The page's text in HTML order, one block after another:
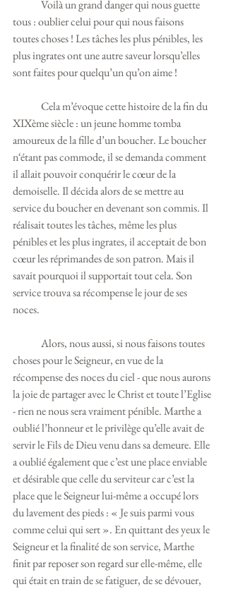
tous : oublier celui pour qui nous faisons
toutes choses ! Les tâches les plus pénibles, les
plus ingrates ont une autre saveur lorsqu’elles
sont faites pour quelqu’un qu’on aime !
XIXème siècle : un jeune homme tomba
amoureux de la fille d’un boucher. Le boucher
n‘étant pas commode, il se demanda comment
il allait pouvoir conquérir le cœur de la
demoiselle. Il décida alors de se mettre au
service du boucher en devenant son commis. Il
réalisait toutes les tâches, même les plus
pénibles et les plus ingrates, il acceptait de bon
cœur les réprimandes de son patron. Mais il
savait pourquoi il supportait tout cela. Son
service trouva sa récompense le jour de ses
noces.
choses pour le Seigneur, en vue de la
récompense des noces du ciel - que nous aurons
la joie de partager avec le Christ et toute l’Eglise
- rien ne nous sera vraiment pénible. Marthe a
oublié l’honneur et le privilège qu’elle avait de
servir le Fils de Dieu venu dans sa demeure. Elle
a oublié également que c’est une place enviable
et désirable que celle du serviteur car c’est la
place que le Seigneur lui-même a occupé lors
du lavement des pieds : « Je suis parmi vous
comme celui qui sert ». En quittant des yeux le
Seigneur et la finalité de son service, Marthe
finit par reposer son regard sur elle-même, elle
qui était en train de se fatiguer, de se dévouer,